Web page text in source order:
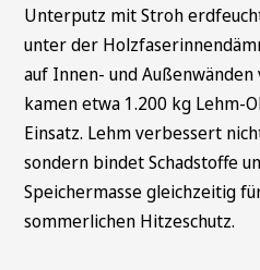
Unterputz mit Stroh
unter der
auf Innen- und
kamen etwa 1.200 kg Lehm-
Einsatz. Lehm verbessert
sondern bindet Schadstoffe
Speichermasse gleichzeitig
sommerlichen Hitzeschutz.